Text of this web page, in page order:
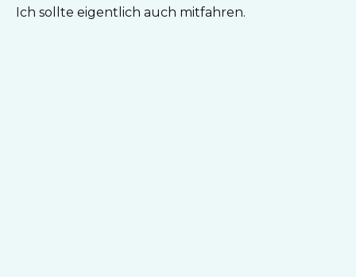
Ich sollte eigentlich auch mitfahren.